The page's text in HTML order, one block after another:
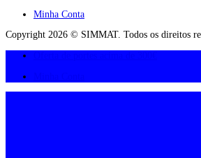
Minha Conta
Copyright 2026 © SIMMAT. Todos os direitos